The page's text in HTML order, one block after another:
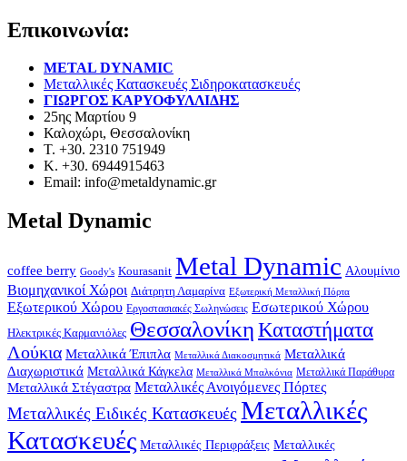
Επικοινωνία:
METAL DYNAMIC
Μεταλλικές Κατασκευές Σιδηροκατασκευές
ΓΙΩΡΓΟΣ ΚΑΡΥΟΦΥΛΛΙΔΗΣ
25ης Μαρτίου 9
Καλοχώρι, Θεσσαλονίκη
Τ. +30. 2310 751949
Κ. +30. 6944915463
Email: info@metaldynamic.gr
Metal Dynamic
coffee berry Goody's Kourasanit Metal Dynamic Αλουμίνιο
Βιομηχανικοί Χώροι Διάτρητη Λαμαρίνα Εξωτερική Μεταλλική Πόρτα
Εξωτερικού Χώρου Εργοστασιακές Σωληνώσεις Εσωτερικού Χώρου
Ηλεκτρικές Καρμανιόλες Θεσσαλονίκη Καταστήματα
Λούκια Μεταλλικά Έπιπλα Μεταλλικά Διακοσμητικά Μεταλλικά
Διαχωριστικά Μεταλλικά Κάγκελα Μεταλλικά Μπαλκόνια Μεταλλικά Παράθυρα
Μεταλλικά Στέγαστρα Μεταλλικές Ανοιγόμενες Πόρτες
Μεταλλικές Ειδικές Κατασκευές Μεταλλικές
Κατασκευές Μεταλλικές Περιφράξεις Μεταλλικές